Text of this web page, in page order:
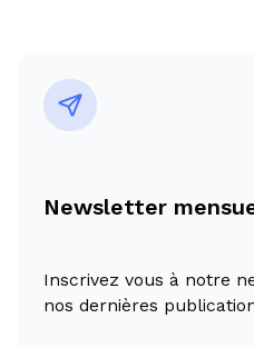
Newsletter
Inscrivez vous à notre
nos dernières